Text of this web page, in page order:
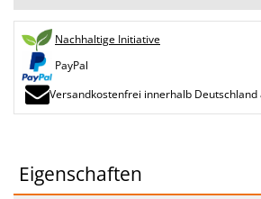
Nachhaltige Initiative
PayPal
Versandkostenfrei innerhalb
Eigenschaften